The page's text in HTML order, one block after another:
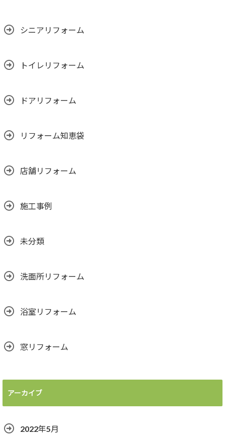
シニアリフォーム
トイレリフォーム
ドアリフォーム
リフォーム知恵袋
店舗リフォーム
施工事例
未分類
洗面所リフォーム
浴室リフォーム
窓リフォーム
アーカイブ
2022年5月